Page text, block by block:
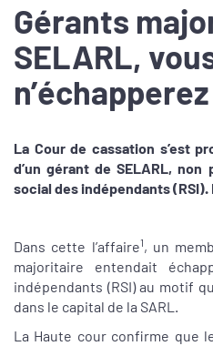
Gérants
SELARL,
La Cour de cassation s’est
d’un gérant de SELARL,
social des indépendants
Dans cette l’affaire1, un
majoritaire entendait
indépendants (RSI) au motif
dans le capital de la SARL.
La Haute cour confirme que